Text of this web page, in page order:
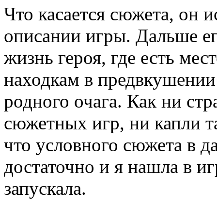
Что касается сюжета, он
описании игры. Дальше
жизнь героя, где есть
находкам в
родного очага. Как ни
сюжетных игр, ни капли
что условного сюжета в
достаточно и я нашла в
запускала.